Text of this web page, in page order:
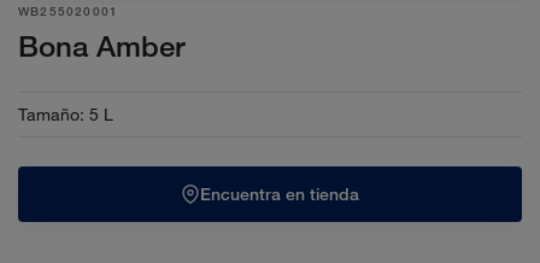
WB255020001
Bona Amber
Tamaño: 5 L
Encuentra en tienda